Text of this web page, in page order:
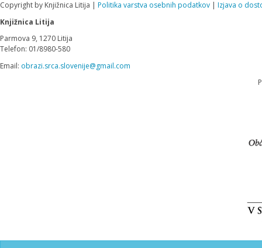
Copyright by Knjižnica Litija | Politika varstva osebnih podatkov | Izjava o
Knjižnica Litija
Parmova 9, 1270 Litija
Telefon: 01/8980-580
Email: obrazi.srca.slovenije@gmail.com